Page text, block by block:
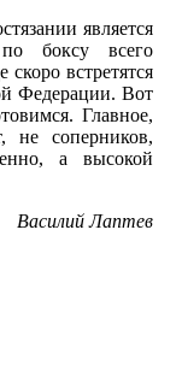
является
боксу всего
встретятся
Федерации. Вот
Главное,
не соперников,
а высокой
Василий Лаптев